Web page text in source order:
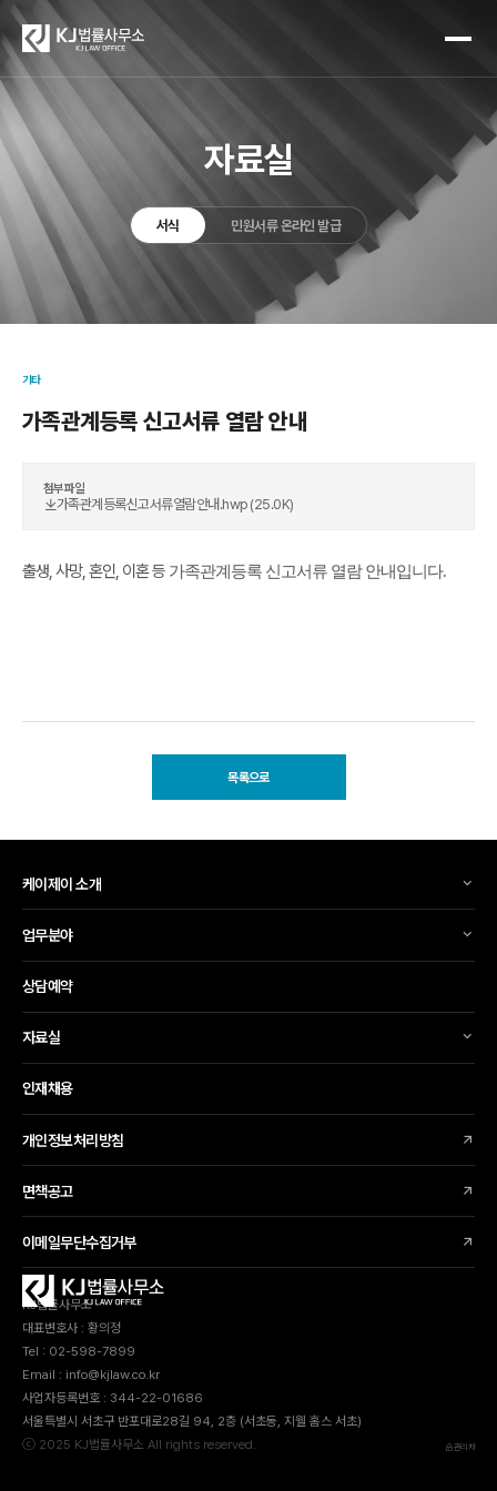
자료실
서식 민원서류 온라인 발급
기타
가족관계등록 신고서류 열람 안내
첨부파일
가족관계등록신고서류열람안내.hwp (25.0K)
출생, 사망, 혼인, 이혼 등 가족관계등록 신고서류 열람 안내입니다.
목록으로
케이제이 소개
업무분야
상담예약
자료실
인재채용
개인정보처리방침
면책공고
이메일무단수집거부
KJ법률사무소
대표변호사 : 황의정
Tel : 02-598-7899
Email : info@kjlaw.co.kr
사업자등록번호 : 344-22-01686
서울특별시 서초구 반포대로28길 94, 2층 (서초동, 지웰 홈스 서초)
ⓒ 2025 KJ법률사무소 All rights reserved.
관리자